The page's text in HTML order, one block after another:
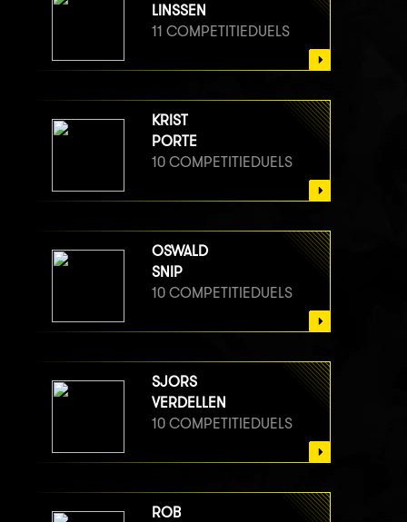
LINSSEN
11 COMPETITIEDUELS
KRIST
PORTE
10 COMPETITIEDUELS
OSWALD
SNIP
10 COMPETITIEDUELS
SJORS
VERDELLEN
10 COMPETITIEDUELS
ROB